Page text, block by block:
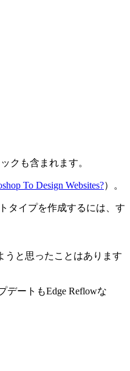
クも含まれます。
To Design Websites?）。
タイプを作成するには、す
うと思ったことはあります
デートもEdge Reflowな